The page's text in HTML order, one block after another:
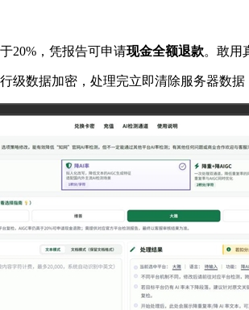
20%，凭报告可申请现金全额退款。敢用
级数据加密，处理完立即清除服务器数据